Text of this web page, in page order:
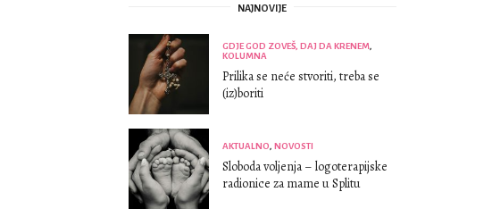
NAJNOVIJE
GDJE GOD ZOVEŠ, DAJ DA KRENEM,
KOLUMNA
Prilika se neće stvoriti, treba se
(iz)boriti
AKTUALNO, NOVOSTI
Sloboda voljenja – logoterapijske
radionice za mame u Splitu